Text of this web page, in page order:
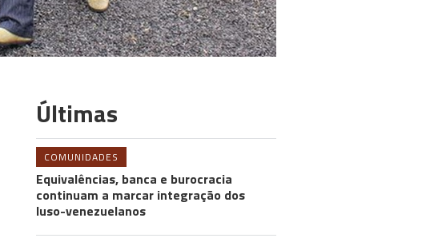
Últimas
COMUNIDADES
Equivalências, banca e burocracia
continuam a marcar integração dos
luso-venezuelanos